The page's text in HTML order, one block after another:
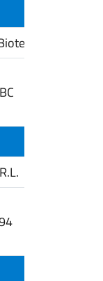
S.r.l.